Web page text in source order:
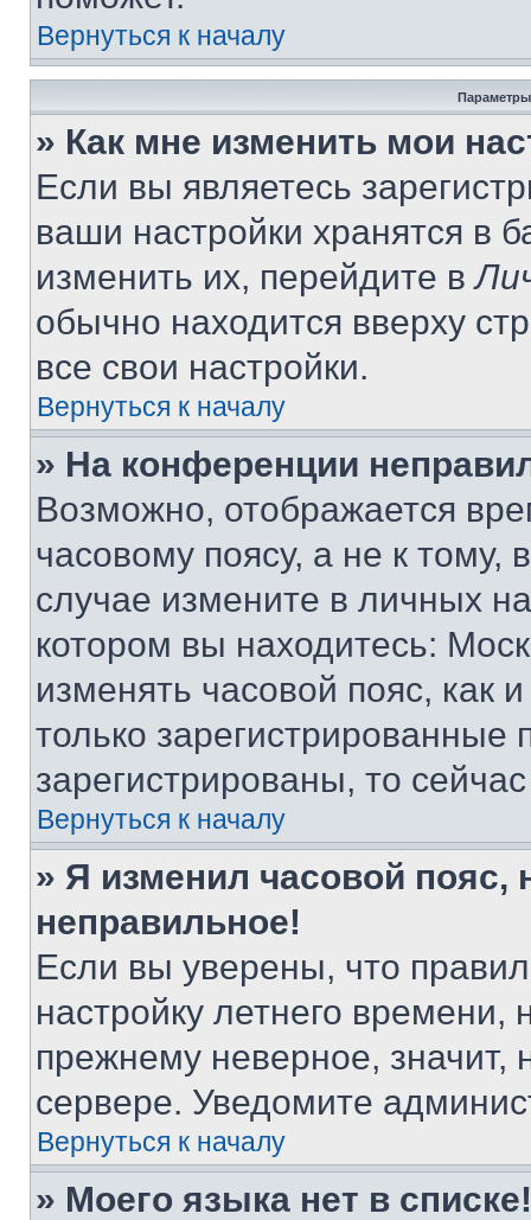
Вернуться к началу
Параметры
» Как мне изменить мои
Если вы являетесь
ваши настройки хранятся в
изменить их, перейдите в
обычно находится вверху
все свои настройки.
Вернуться к началу
» На конференции
Возможно, отображается
часовому поясу, а не к тому,
случае измените в личных
котором вы находитесь:
изменять часовой пояс, как
только
зарегистрированы, то
Вернуться к началу
» Я изменил часовой пояс,
неправильное!
Если вы уверены, что
настройку летнего
прежнему неверное, значит,
сервере. Уведомите
Вернуться к началу
» Моего языка нет в списке!